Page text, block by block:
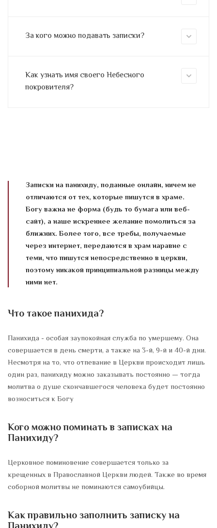
За кого можно подавать записки?
Как узнать имя своего Небесного
покровителя?
Записки на панихиду, поданные онлайн, ничем не
отличаются от тех, которые пишутся в храме.
Богу важна не форма (будь то бумага или веб-
сайт), а наше искреннее желание помолиться за
ближних. Более того, все требы, получаемые
через интернет, передаются в храм наравне с
теми, что пишутся непосредственно в церкви,
поэтому никакой принципиальной разницы между
ними нет.
Что такое панихида?
Панихида - особая заупокойная служба по умершему. Она
совершается в день смерти, а также на 3-й, 9-й и 40-й дни.
Несмотря на то, что отпевание в Церкви происходит лишь
один раз, панихиду можно заказывать постоянно — тогда
молитва о душе скончавшегося человека будет постоянно
возноситься к Богу
Кого можно поминать в записках на
Панихиду?
Церковное поминовение совершается только за
крещенных в Православной Церкви людей. Также во время
соборной молитвы не поминаются самоубийцы.
Как правильно заполнить записку на